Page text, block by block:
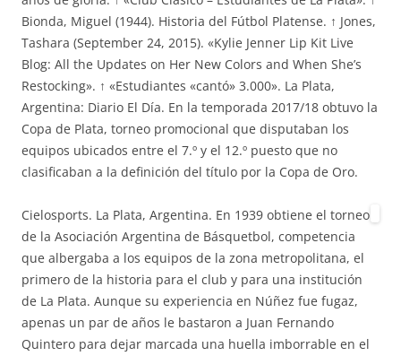
Bionda, Miguel (1944). Historia del Fútbol Platense. ↑ Jones,
Tashara (September 24, 2015). «Kylie Jenner Lip Kit Live
Blog: All the Updates on Her New Colors and When She’s
Restocking». ↑ «Estudiantes «cantó» 3.000». La Plata,
Argentina: Diario El Día. En la temporada 2017/18 obtuvo la
Copa de Plata, torneo promocional que disputaban los
equipos ubicados entre el 7.º y el 12.º puesto que no
clasificaban a la definición del título por la Copa de Oro.
Cielosports. La Plata, Argentina. En 1939 obtiene el torneo
de la Asociación Argentina de Básquetbol, competencia
que albergaba a los equipos de la zona metropolitana, el
primero de la historia para el club y para una institución
de La Plata. Aunque su experiencia en Núñez fue fugaz,
apenas un par de años le bastaron a Juan Fernando
Quintero para dejar marcada una huella imborrable en el